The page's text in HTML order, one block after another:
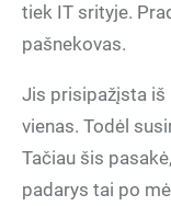
tiek IT srityje.
pašnekovas.
Jis prisipažįsta
vienas. Todėl
Tačiau šis
padarys tai po